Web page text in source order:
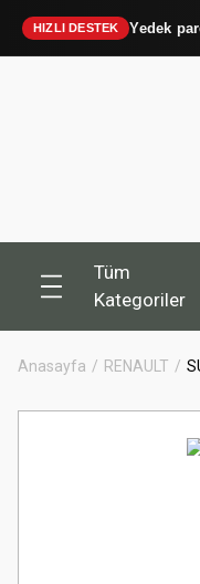
HIZLI DESTEK Yedek
Tüm
Kategoriler
Anasayfa RENAULT